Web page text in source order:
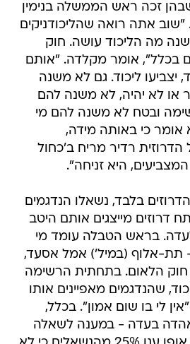
זכה ראש הממשלה בנימין
9% תמיכה. "שוב אתה רואה שהליכודניקים
מה הליכוד עושה. חוק
בכלל", אומר מקלדה. "אותם
יצביעו ליכוד. גם לא משנה
או לא יהיה, לא משנה להם
ובטח לא משנה להם מי
אומר כי באותה מידה,
רדיר מריח ב'כחול
היא זניחה".
בלבד, נשאלו הנדגמים
דרוזים מייצגים אותם היטב
בראש הטבלה עומד מי
תת-אלוף (במיל') אמל אסעד,
חוק הלאום. בתחתית הרשימה
שהנדגמים מאפיינים אותו
לי בו שום אמון". בכלל,
אהדה בעדה - במענה לשאלה